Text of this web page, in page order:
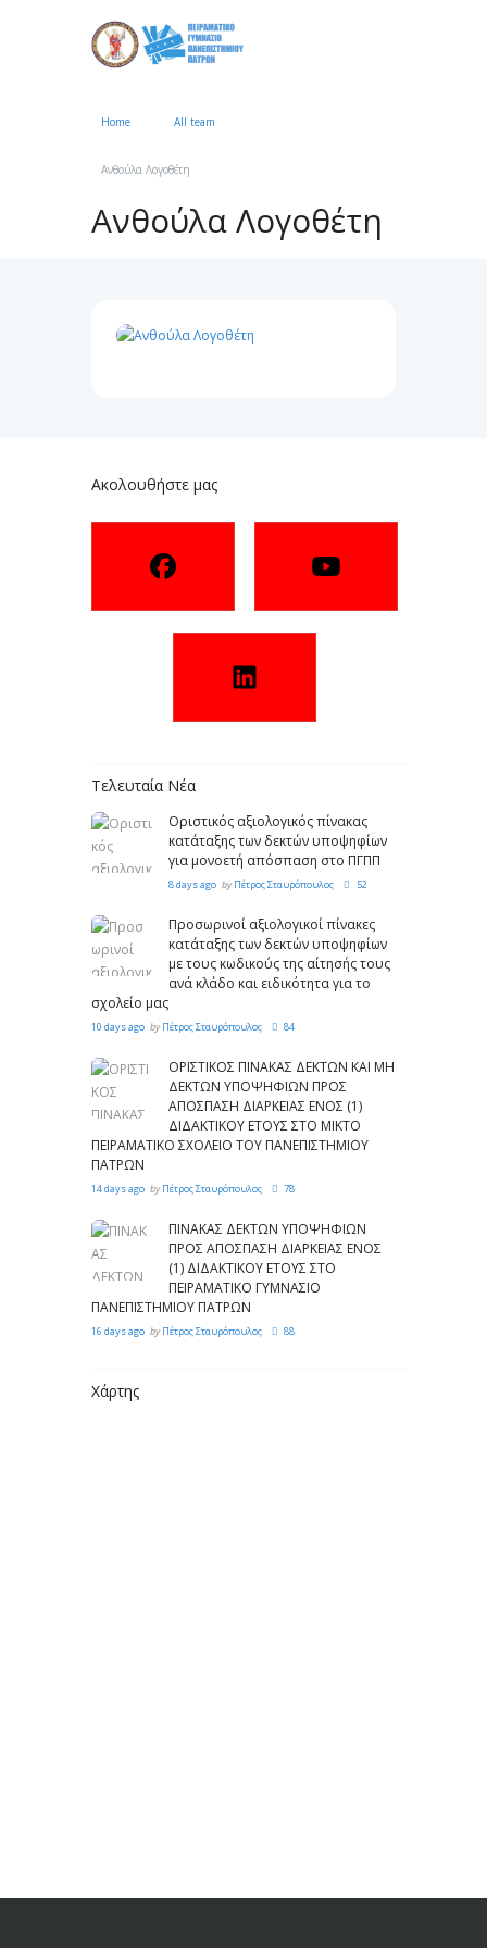
Home All team
Ανθούλα Λογοθέτη
Ανθούλα Λογοθέτη
Ακολουθήστε μας
Τελευταία Νέα
Οριστικός αξιολογικός πίνακας
κατάταξης των δεκτών υποψηφίων
για μονοετή απόσπαση στο ΠΓΠΠ
8 days ago byΠέτρος Σταυρόπουλος 52
Προσωρινοί αξιολογικοί πίνακες
κατάταξης των δεκτών υποψηφίων
με τους κωδικούς της αίτησής τους
ανά κλάδο και ειδικότητα για το
σχολείο μας
10 days ago byΠέτρος Σταυρόπουλος 84
ΟΡΙΣΤΙΚΟΣ ΠΙΝΑΚΑΣ ΔΕΚΤΩΝ ΚΑΙ ΜΗ
ΔΕΚΤΩΝ ΥΠΟΨΗΦΙΩΝ ΠΡΟΣ
ΑΠΟΣΠΑΣΗ ΔΙΑΡΚΕΙΑΣ ΕΝΟΣ (1)
ΔΙΔΑΚΤΙΚΟΥ ΕΤΟΥΣ ΣΤΟ ΜΙΚΤΟ
ΠΕΙΡΑΜΑΤΙΚΟ ΣΧΟΛΕΙΟ ΤΟΥ ΠΑΝΕΠΙΣΤΗΜΙΟΥ
ΠΑΤΡΩΝ
14 days ago byΠέτρος Σταυρόπουλος 78
ΠΙΝΑΚΑΣ ΔΕΚΤΩΝ ΥΠΟΨΗΦΙΩΝ
ΠΡΟΣ ΑΠΟΣΠΑΣΗ ΔΙΑΡΚΕΙΑΣ ΕΝΟΣ
(1) ΔΙΔΑΚΤΙΚΟΥ ΕΤΟΥΣ ΣΤΟ
ΠΕΙΡΑΜΑΤΙΚΟ ΓΥΜΝΑΣΙΟ
ΠΑΝΕΠΙΣΤΗΜΙΟΥ ΠΑΤΡΩΝ
16 days ago byΠέτρος Σταυρόπουλος 88
Χάρτης